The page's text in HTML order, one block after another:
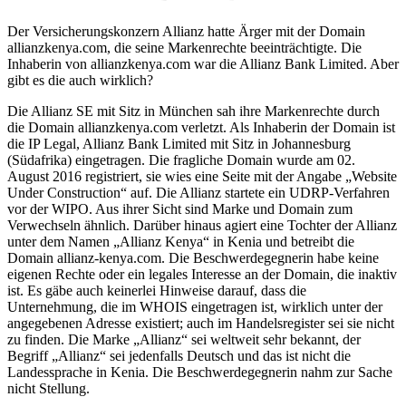
Der Versicherungskonzern Allianz hatte Ärger mit der Domain
allianzkenya.com, die seine Markenrechte beeinträchtigte. Die
Inhaberin von allianzkenya.com war die Allianz Bank Limited. Aber
gibt es die auch wirklich?
Die Allianz SE mit Sitz in München sah ihre Markenrechte durch
die Domain allianzkenya.com verletzt. Als Inhaberin der Domain ist
die IP Legal, Allianz Bank Limited mit Sitz in Johannesburg
(Südafrika) eingetragen. Die fragliche Domain wurde am 02.
August 2016 registriert, sie wies eine Seite mit der Angabe „Website
Under Construction“ auf. Die Allianz startete ein UDRP-Verfahren
vor der WIPO. Aus ihrer Sicht sind Marke und Domain zum
Verwechseln ähnlich. Darüber hinaus agiert eine Tochter der Allianz
unter dem Namen „Allianz Kenya“ in Kenia und betreibt die
Domain allianz-kenya.com. Die Beschwerdegegnerin habe keine
eigenen Rechte oder ein legales Interesse an der Domain, die inaktiv
ist. Es gäbe auch keinerlei Hinweise darauf, dass die
Unternehmung, die im WHOIS eingetragen ist, wirklich unter der
angegebenen Adresse existiert; auch im Handelsregister sei sie nicht
zu finden. Die Marke „Allianz“ sei weltweit sehr bekannt, der
Begriff „Allianz“ sei jedenfalls Deutsch und das ist nicht die
Landessprache in Kenia. Die Beschwerdegegnerin nahm zur Sache
nicht Stellung.